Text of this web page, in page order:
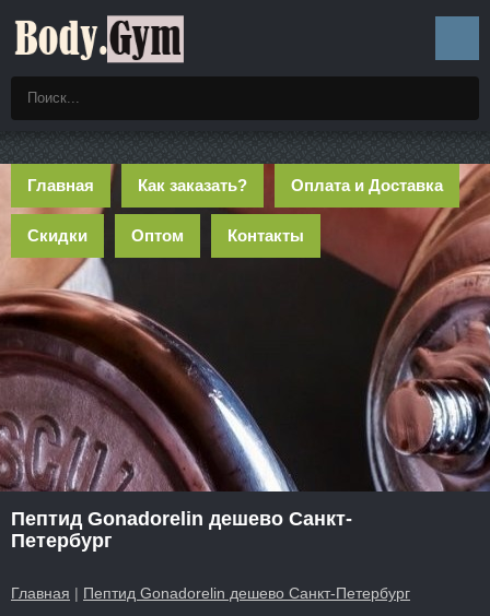
Главная Как заказать? Оплата и Доставка
Скидки Оптом Контакты
Пептид Gonadorelin дешево Санкт-
Петербург
Главная | Пептид Gonadorelin дешево Санкт-Петербург